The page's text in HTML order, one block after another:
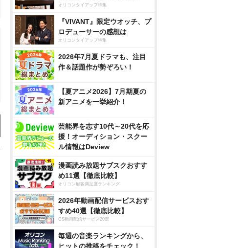
オリコンタイアップ特集
『VIVANT』限定ウオッチ、プ
ロデューサーの感想は
オリコンタイアップ特集
2026年7月夏ドラマも、注目
作＆話題作が勢ぞろい！
【夏アニメ2026】7月期夏の
新アニメを一挙紹介！
芸能界を志す10代～20代を応
援！オーディション・スクー
ル情報はDeview
漫画読み放題サブスクおすす
め11選【徹底比較】
オリコン顧客満足度ランキング
2026年動画配信サービスおす
すめ40選【徹底比較】
CS動画配信サービス20選
毎週の音楽ランキングから、
ヒットの推移をチェック！